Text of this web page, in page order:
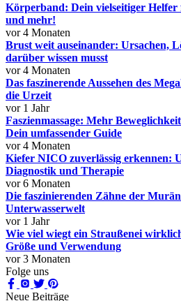
Körperband: Dein vielseitiger
und mehr!
vor 4 Monaten
Brust weit auseinander: Ursachen,
darüber wissen musst
vor 4 Monaten
Das faszinerende Aussehen des
die Urzeit
vor 1 Jahr
Faszienmassage: Mehr
Dein umfassender Guide
vor 4 Monaten
Kiefer NICO zuverlässig erkennen:
Diagnostik und Therapie
vor 6 Monaten
Die faszinierenden Zähne der
Unterwasserwelt
vor 1 Jahr
Wie viel wiegt ein Straußenei
Größe und Verwendung
vor 3 Monaten
Folge uns
Neue Beiträge